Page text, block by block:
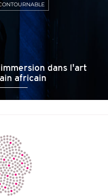
dans l'art
africain